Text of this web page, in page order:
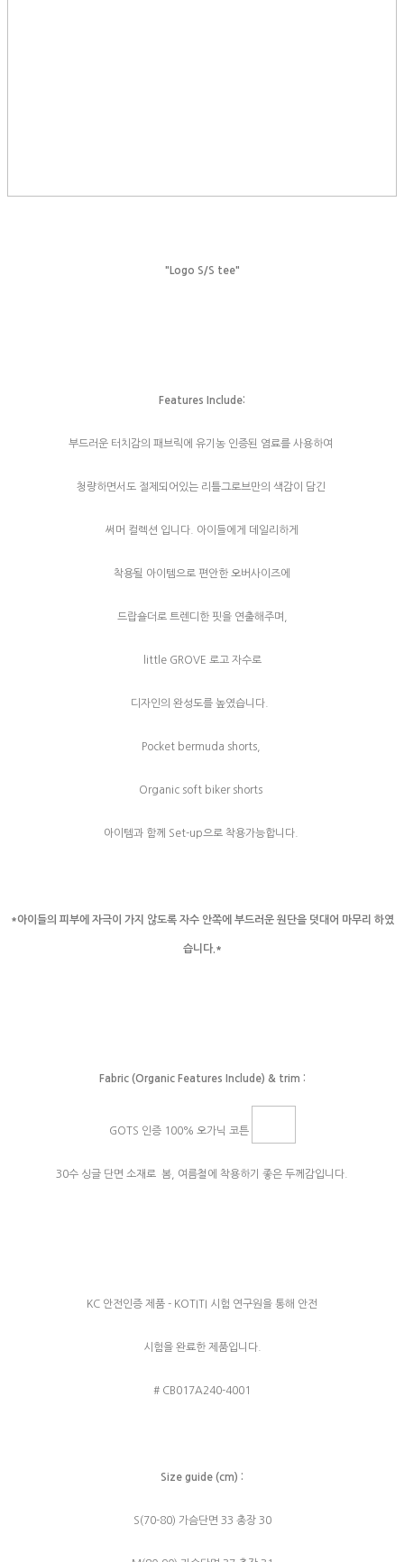
"Logo S/S tee"
Features Include:
부드러운 터치감의 패브릭에 유기농 인증된 염료를 사용하여
청량하면서도 절제되어있는 리틀그로브만의 색감이 담긴
써머 컬렉션 입니다. 아이들에게 데일리하게
착용될 아이템으로 편안한 오버사이즈에
드랍숄더로 트렌디한 핏을 연출해주며,
little GROVE 로고 자수로
디자인의 완성도를 높였습니다.
Pocket bermuda shorts,
Organic soft biker shorts
아이템과 함께 Set-up으로 착용가능합니다.
*아이들의 피부에 자극이 가지 않도록 자수 안쪽에 부드러운 원단을 덧대어 마무리 하였
습니다.*
Fabric (Organic Features Include) & trim :
GOTS 인증 100% 오가닉 코튼
30수 싱글 단면 소재로 봄, 여름철에 착용하기 좋은 두께감입니다.
KC 안전인증 제품 - KOTITI 시험 연구원을 통해 안전
시험을 완료한 제품입니다.
# CB017A240-4001
Size guide (cm) :
S(70-80) 가슴단면 33 총장 30